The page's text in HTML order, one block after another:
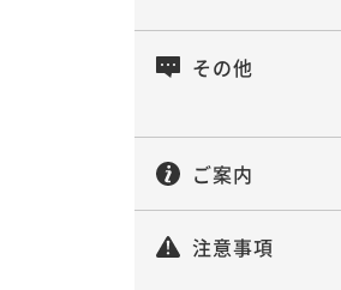
その他
ご案内
注意事項